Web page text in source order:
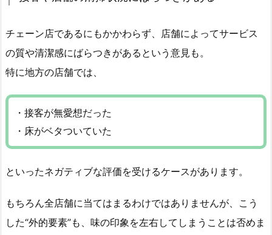
チェーン店であるにもかかわらず、店舗によってサービス
の質や清潔感にばらつきがあるという意見も。
特に地方の店舗では、
・接客が無愛想だった
・床がベタついていた
といったネガティブな評価を受けるケースがあります。
もちろん全店舗に当てはまるわけではありませんが、こう
した“外的要素”も、味の印象を左右してしまうことは否めま